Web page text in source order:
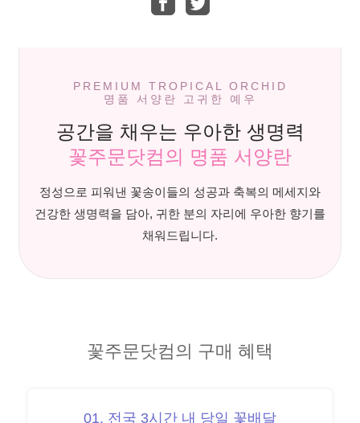
PREMIUM TROPICAL ORCHID
명품 서양란 고귀한 예우
공간을 채우는 우아한 생명력
꽃주문닷컴의 명품 서양란
정성으로 피워낸 꽃송이들의 성공과 축복의 메세지와
건강한 생명력을 담아, 귀한 분의 자리에 우아한 향기를
채워드립니다.
꽃주문닷컴의 구매 혜택
01. 전국 3시간 내 당일 꽃배달